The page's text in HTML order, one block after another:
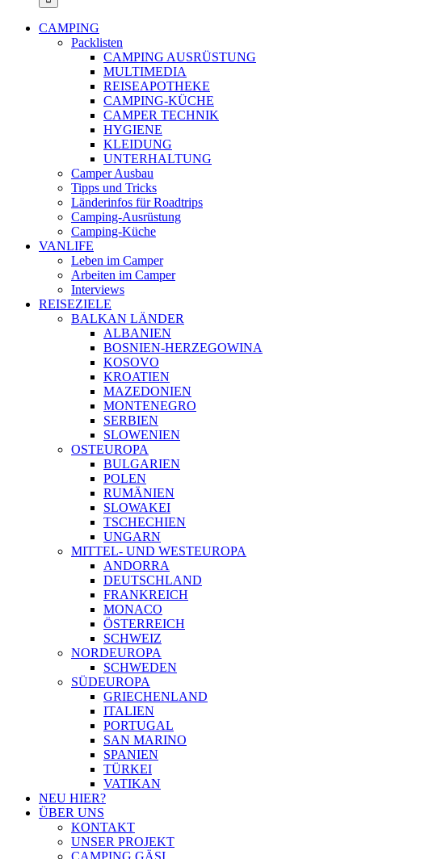
CAMPING
Packlisten
CAMPING AUSRÜSTUNG
MULTIMEDIA
REISEAPOTHEKE
CAMPING-KÜCHE
CAMPER TECHNIK
HYGIENE
KLEIDUNG
UNTERHALTUNG
Camper Ausbau
Tipps und Tricks
Länderinfos für Roadtrips
Camping-Ausrüstung
Camping-Küche
VANLIFE
Leben im Camper
Arbeiten im Camper
Interviews
REISEZIELE
BALKAN LÄNDER
ALBANIEN
BOSNIEN-HERZEGOWINA
KOSOVO
KROATIEN
MAZEDONIEN
MONTENEGRO
SERBIEN
SLOWENIEN
OSTEUROPA
BULGARIEN
POLEN
RUMÄNIEN
SLOWAKEI
TSCHECHIEN
UNGARN
MITTEL- UND WESTEUROPA
ANDORRA
DEUTSCHLAND
FRANKREICH
MONACO
ÖSTERREICH
SCHWEIZ
NORDEUROPA
SCHWEDEN
SÜDEUROPA
GRIECHENLAND
ITALIEN
PORTUGAL
SAN MARINO
SPANIEN
TÜRKEI
VATIKAN
NEU HIER?
ÜBER UNS
KONTAKT
UNSER PROJEKT
CAMPING GÄSI